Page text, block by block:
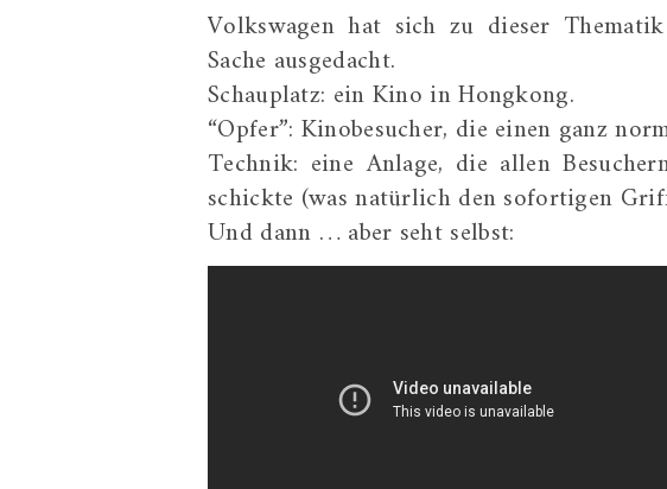
Volkswagen hat sich zu dieser
Sache ausgedacht.
Schauplatz: ein Kino in Hongkong.
“Opfer”: Kinobesucher, die einen ganz
Technik: eine Anlage, die allen
schickte (was natürlich den sofortigen
Und dann … aber seht selbst: